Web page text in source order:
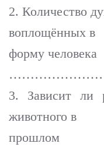
2. Количество
воплощённых
форму человека
3. Зависит ли
животного в
прошлом